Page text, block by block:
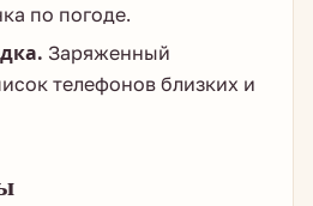
по погоде.
Заряженный
телефонов близких и